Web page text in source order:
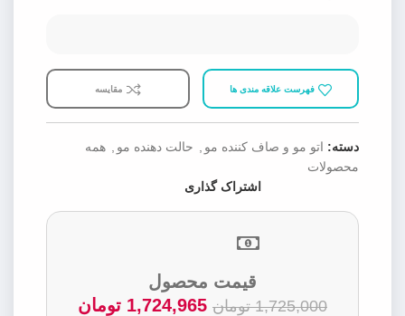
فهرست علاقه مندی ها مقایسه
دسته: اتو مو و صاف کننده مو حالت دهنده مو
همه
محصولات
اشتراک گذاری
قیمت محصول
1,725,000 تومان 1,724,965 تومان